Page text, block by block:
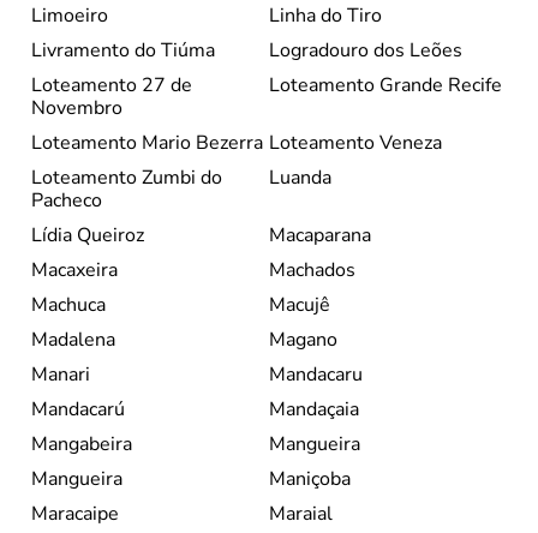
Limoeiro
Linha do Tiro
Livramento do Tiúma
Logradouro dos Leões
Loteamento 27 de
Novembro
Loteamento Grande Recife
Loteamento Mario Bezerra Loteamento Veneza
Loteamento Zumbi do
Pacheco
Luanda
Lídia Queiroz
Macaparana
Macaxeira
Machados
Machuca
Macujê
Madalena
Magano
Manari
Mandacaru
Mandacarú
Mandaçaia
Mangabeira
Mangueira
Mangueira
Maniçoba
Maracaipe
Maraial